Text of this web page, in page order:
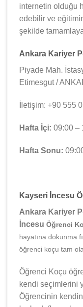
internetin olduğu
edebilir ve
şekilde
Ankara Kariyer
Piyade Mah.
Etimesgut /
İletişim: +90 555
Hafta İçi: 09:00 –
Hafta Sonu:
Kayseri İncesu
Ankara Kariyer
İncesu Öğrenci
hayatına dokunma
öğrenci koçu tam
Öğrenci Koçu
kendi seçimlerini
Öğrencinin